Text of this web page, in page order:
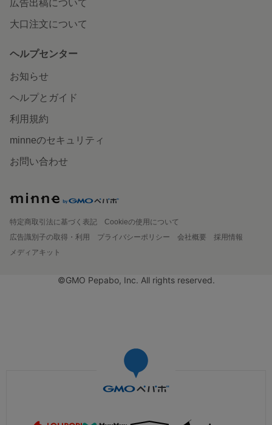
広告出稿について
大口注文について
ヘルプセンター
お知らせ
ヘルプとガイド
利用規約
minneのセキュリティ
お問い合わせ
特定商取引法に基づく表記
Cookieの使用について
広告識別子の取得・利用
プライバシーポリシー 会社概要
採用情報
メディアキット
©GMO Pepabo, Inc. All rights reserved.